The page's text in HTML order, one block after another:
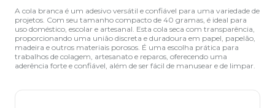
A cola branca é um adesivo versátil e confiável para uma variedade de
projetos. Com seu tamanho compacto de 40 gramas, é ideal para
uso doméstico, escolar e artesanal. Esta cola seca com transparência,
proporcionando uma união discreta e duradoura em papel, papelão,
madeira e outros materiais porosos. É uma escolha prática para
trabalhos de colagem, artesanato e reparos, oferecendo uma
aderência forte e confiável, além de ser fácil de manusear e de limpar.